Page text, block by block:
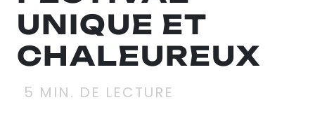
UNIQUE ET
CHALEUREUX
5 MIN. DE LECTURE